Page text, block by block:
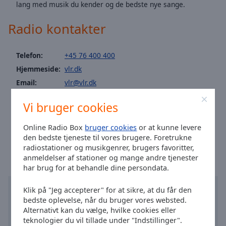
Vi bruger cookies
Online Radio Box bruger cookies or at kunne levere
den bedste tjeneste til vores brugere. Foretrukne
radiostationer og musikgenrer, brugers favoritter,
anmeldelser af stationer og mange andre tjenester
har brug for at behandle dine persondata.
Klik på "Jeg accepterer" for at sikre, at du får den
bedste oplevelse, når du bruger vores websted.
Alternativt kan du vælge, hvilke cookies eller
teknologier du vil tillade under "Indstillinger".
Area
Color
Opacity
Font
Family
lang med musik du kender og de bedste nye sange.
Radio kontakter
Telefon:
+45 76 400 400
Hjemmeside: vlr.dk
Email:
vlr@vlr.dk
Nyheder: nyhed@vlr.dk
Teknik: teknik@vlr.dk
Klokken i Esbjerg:20:24,08.08.2026